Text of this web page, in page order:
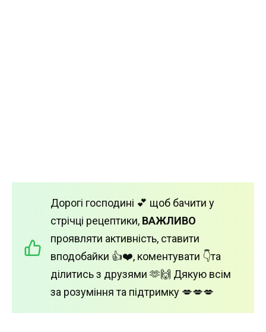
Дорогі господині 💕 щоб бачити у
стрічці рецептики, ВАЖЛИВО
проявляти активність, ставити
вподобайки 👍❤️, коментувати 👇та
ділитись з друзями 🫶🙌 Дякую всім
за розуміння та підтримку 💋💋💋